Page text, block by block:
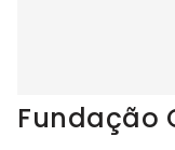
Fundação